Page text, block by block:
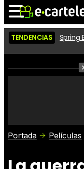
Noticias
Críticas
TENDENCIAS Spring
Portada Películas